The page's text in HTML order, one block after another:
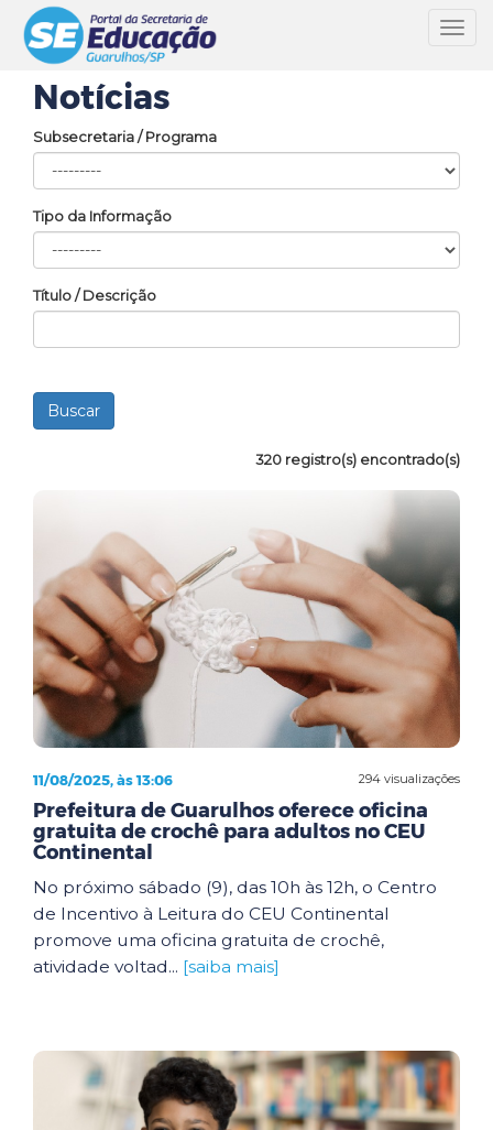
Notícias
Subsecretaria / Programa
Tipo da Informação
Título / Descrição
320 registro(s) encontrado(s)
294 visualizações
11/08/2025, às 13:06
Prefeitura de Guarulhos oferece oficina
gratuita de crochê para adultos no CEU
Continental
No próximo sábado (9), das 10h às 12h, o Centro
de Incentivo à Leitura do CEU Continental
promove uma oficina gratuita de crochê,
atividade voltad... [saiba mais]